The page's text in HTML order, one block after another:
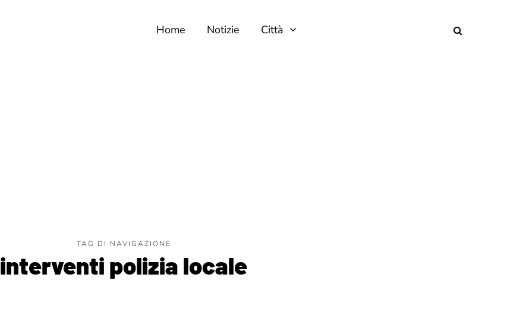
Home Notizie Città
TAG DI NAVIGAZIONE
interventi polizia locale